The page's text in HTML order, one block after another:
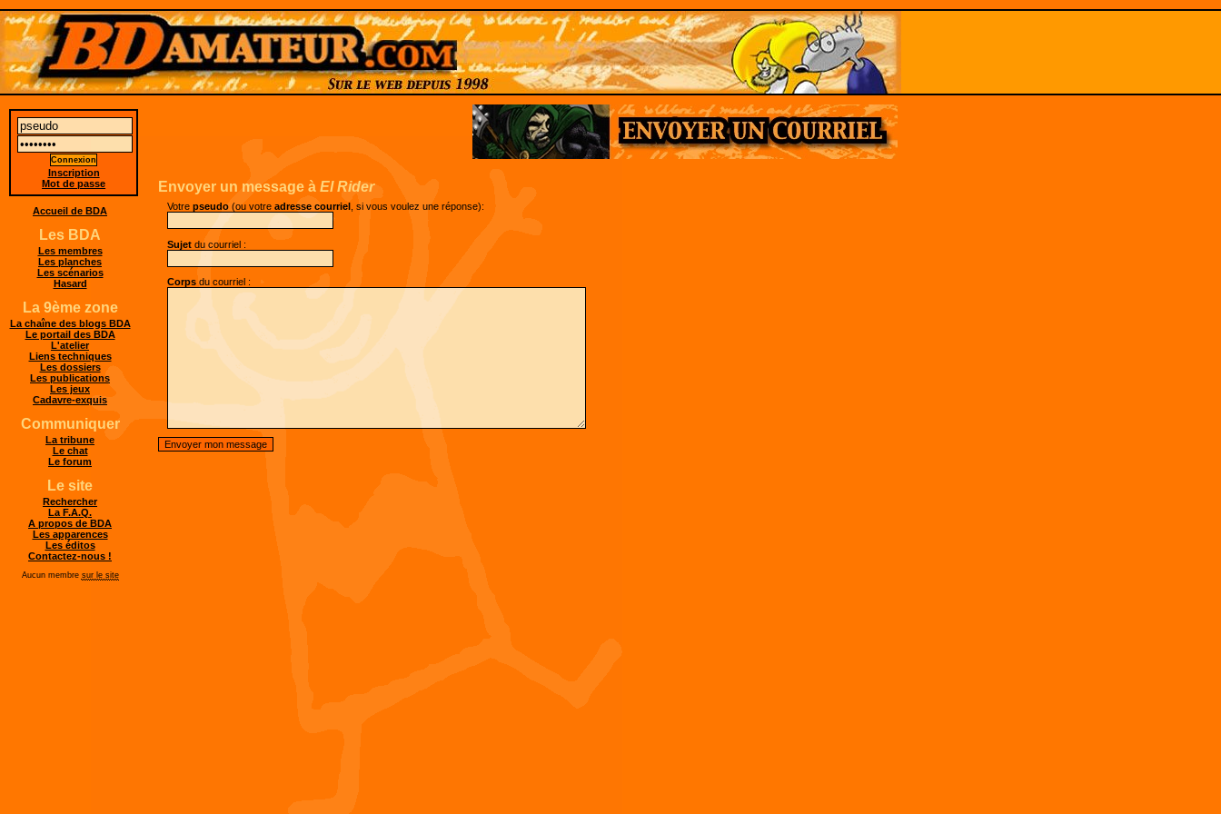
Envoyer un message à El Rider
Votrepseudo (ou votreadresse courriel , si vous voulez une réponse):
Sujet du courriel :
Corps du courriel :
Inscription
Mot de passe
Accueil de BDA
Les BDA
Les membres
Les planches
Les scénarios
Hasard
La 9ème zone
La chaîne des blogs BDA
Le portail des BDA
L'atelier
Liens techniques
Les dossiers
Les publications
Les jeux
Cadavre-exquis
Communiquer
La tribune
Le chat
Le forum
Le site
Rechercher
La F.A.Q.
A propos de BDA
Les apparences
Les éditos
Contactez-nous !
Aucun membre sur le site